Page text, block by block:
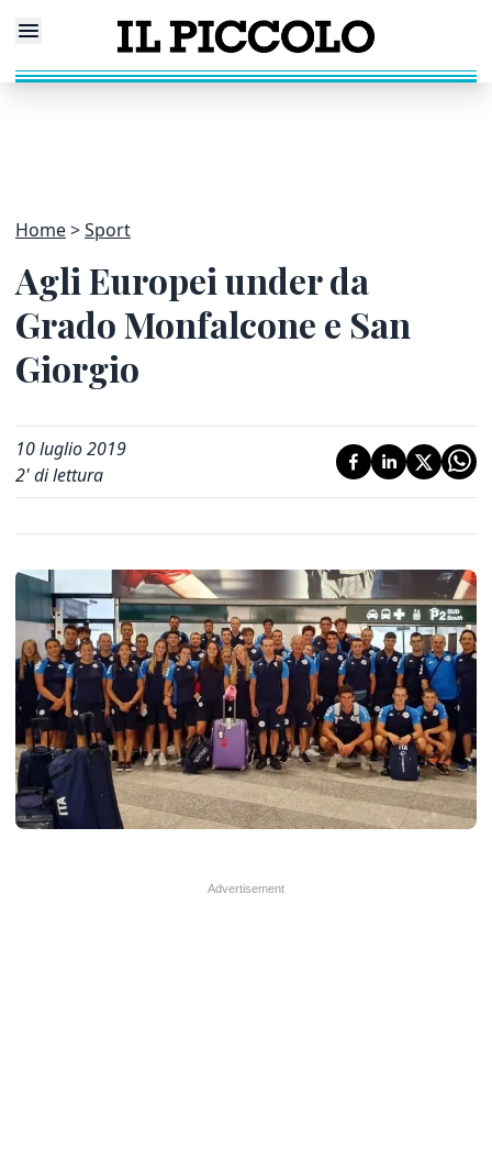
Home Sport
Agli Europei under da
Grado Monfalcone e San
Giorgio
10 luglio 2019
2' di lettura